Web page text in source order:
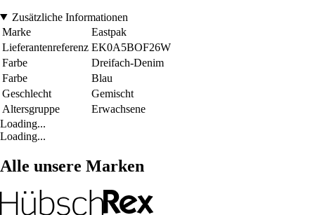
Zusätzliche Informationen
Marke
Eastpak
Lieferantenreferenz EK0A5BOF26W
Farbe
Dreifach-Denim
Farbe
Blau
Geschlecht
Gemischt
Altersgruppe
Erwachsene
Loading...
Loading...
Alle unsere Marken